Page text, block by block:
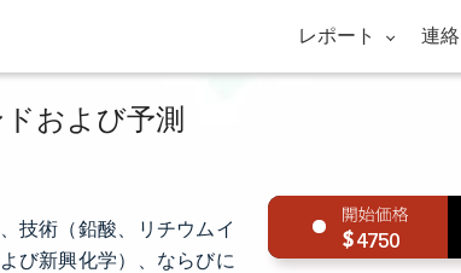
レポート 連絡
および予測
技術（鉛酸、リチウムイ
び新興化学）、ならびに
4750